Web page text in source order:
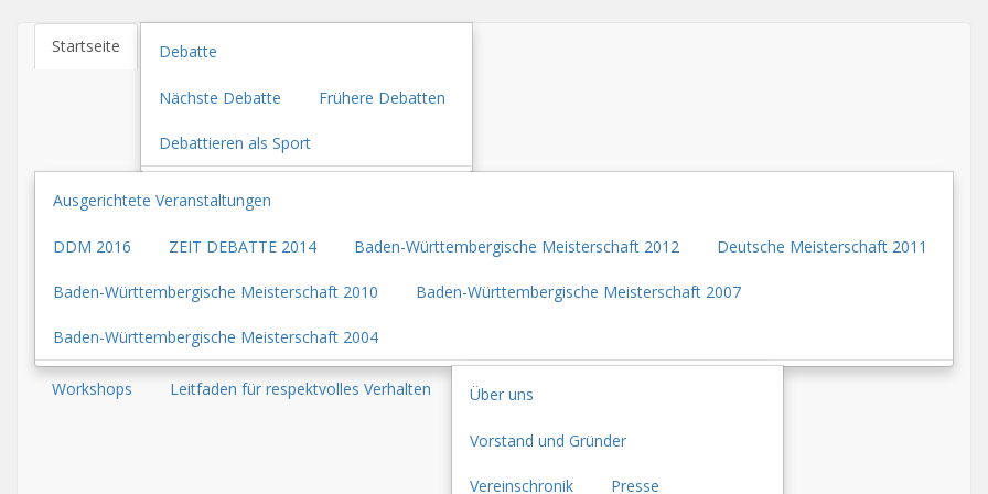
Startseite Debatte
Nächste Debatte Frühere Debatten
Debattieren als Sport
Ausgerichtete Veranstaltungen
DDM 2016 ZEIT DEBATTE 2014 Baden-Württembergische Meisterschaft 2012 Deutsche Meisterschaft 2011
Baden-Württembergische Meisterschaft 2010 Baden-Württembergische Meisterschaft 2007
Baden-Württembergische Meisterschaft 2004
Workshops Leitfaden für respektvolles Verhalten Über uns
Vorstand und Gründer
Vereinschronik Presse